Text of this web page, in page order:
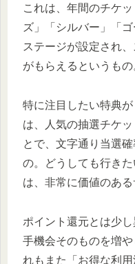
これは、年間のチケ
ズ」「シルバー」「
ステージが設定され
がもらえるというもの
特に注目したい特典が
は、人気の抽選チケ
とで、文字通り当選
の。どうしても行き
は、非常に価値のあ
ポイント還元とは少
手機会そのものを増
れもまた「お得な利用